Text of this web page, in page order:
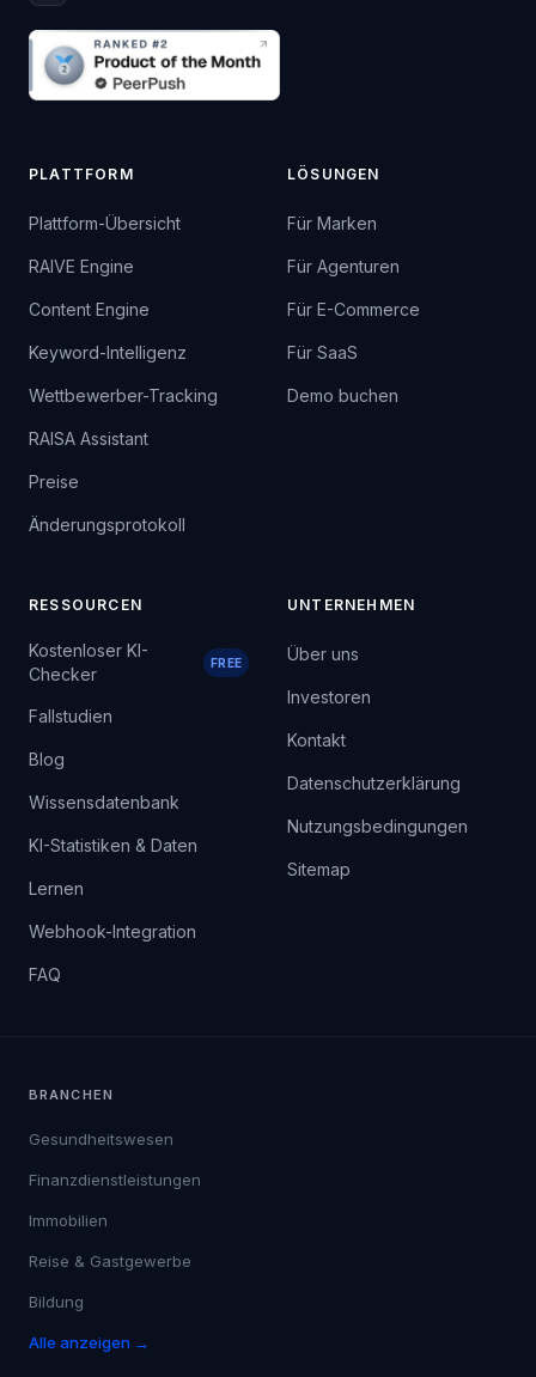
PLATTFORM
Plattform-Übersicht
RAIVE Engine
Content Engine
Keyword-Intelligenz
Wettbewerber-Tracking
RAISA Assistant
Preise
Änderungsprotokoll
LÖSUNGEN
Für Marken
Für Agenturen
Für E-Commerce
Für SaaS
Demo buchen
RESSOURCEN
Kostenloser KI-
Checker
FREE
Fallstudien
Blog
Wissensdatenbank
KI-Statistiken & Daten
Lernen
Webhook-Integration
FAQ
UNTERNEHMEN
Über uns
Investoren
Kontakt
Datenschutzerklärung
Nutzungsbedingungen
Sitemap
BRANCHEN
Gesundheitswesen
Finanzdienstleistungen
Immobilien
Reise & Gastgewerbe
Bildung
Alle anzeigen →